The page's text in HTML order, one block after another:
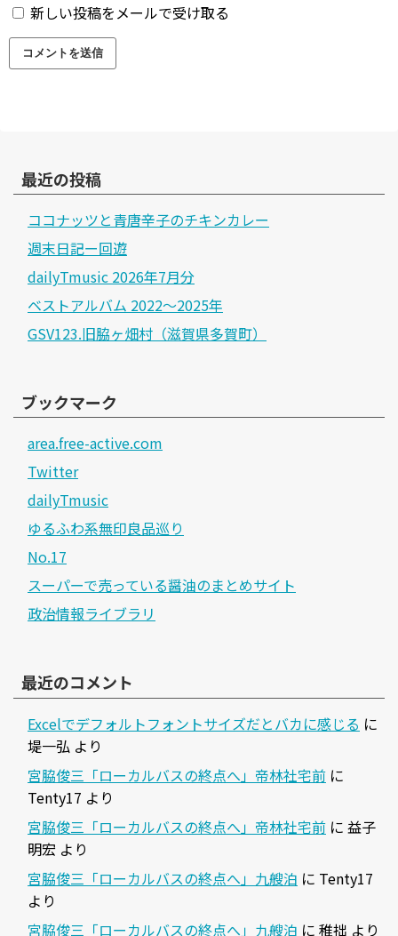
新しい投稿をメールで受け取る
最近の投稿
ココナッツと青唐辛子のチキンカレー
週末日記ー回遊
dailyTmusic 2026年7月分
ベストアルバム 2022～2025年
GSV123.旧脇ヶ畑村（滋賀県多賀町）
ブックマーク
area.free-active.com
Twitter
dailyTmusic
ゆるふわ系無印良品巡り
No.17
スーパーで売っている醤油のまとめサイト
政治情報ライブラリ
最近のコメント
Excelでデフォルトフォントサイズだとバカに感じる に
堤一弘 より
宮脇俊三「ローカルバスの終点へ」帝林社宅前 に
Tenty17 より
宮脇俊三「ローカルバスの終点へ」帝林社宅前 に 益子
明宏 より
宮脇俊三「ローカルバスの終点へ」九艘泊 に Tenty17
より
宮脇俊三「ローカルバスの終点へ」九艘泊 に 稚拙 より